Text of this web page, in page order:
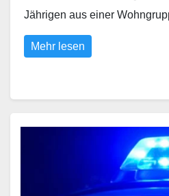
Jährigen aus einer
Mehr lesen